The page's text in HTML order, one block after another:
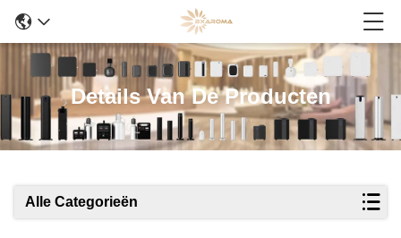
Details Van De Producten
Alle Categorieën